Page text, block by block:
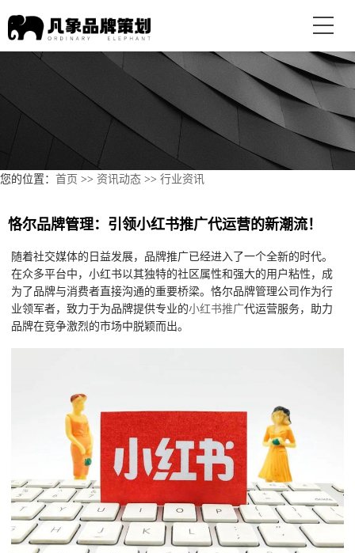
您的位置： 首页 >> 资讯动态 >> 行业资讯
恪尔品牌管理：引领小红书推广代运营的新潮流！
随着社交媒体的日益发展，品牌推广已经进入了一个全新的时代。
在众多平台中，小红书以其独特的社区属性和强大的用户粘性，成
为了品牌与消费者直接沟通的重要桥梁。恪尔品牌管理公司作为行
业领军者，致力于为品牌提供专业的小红书推广代运营服务，助力
品牌在竞争激烈的市场中脱颖而出。